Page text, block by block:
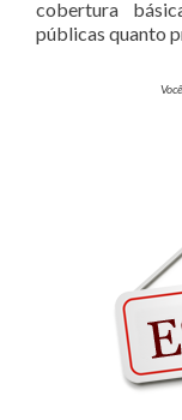
cobertura
públicas quanto